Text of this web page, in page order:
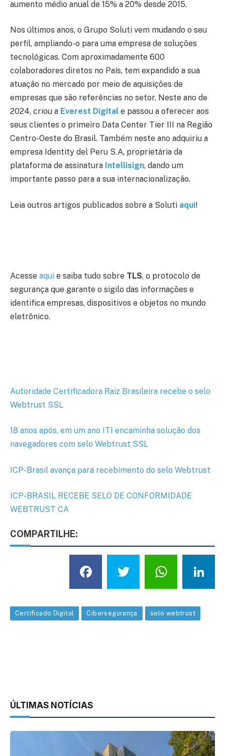
aumento médio anual de 15% a 20% desde 2015.
Nos últimos anos, o Grupo Soluti vem mudando o seu
perfil, ampliando-o para uma empresa de soluções
tecnológicas. Com aproximadamente 600
colaboradores diretos no País, tem expandido a sua
atuação no mercado por meio de aquisições de
empresas que são referências no setor. Neste ano de
2024, criou a Everest Digital e passou a oferecer aos
seus clientes o primeiro Data Center Tier III na Região
Centro-Oeste do Brasil. Também neste ano adquiriu a
empresa Identity del Peru S.A, proprietária da
plataforma de assinatura Intellisign, dando um
importante passo para a sua internacionalização.
Leia outros artigos publicados sobre a Soluti aqui!
Acesse aqui e saiba tudo sobre TLS, o protocolo de
segurança que garante o sigilo das informações e
identifica empresas, dispositivos e objetos no mundo
eletrônico.
Autoridade Certificadora Raiz Brasileira recebe o selo
Webtrust SSL
18 anos após, em um ano ITI encaminha solução dos
navegadores com selo Webtrust SSL
ICP-Brasil avança para recebimento do selo Webtrust
ICP-BRASIL RECEBE SELO DE CONFORMIDADE
WEBTRUST CA
COMPARTILHE:
Facebook
Twitter
Certificado Digital Cibersegurança selo webtrust
ÚLTIMAS NOTÍCIAS